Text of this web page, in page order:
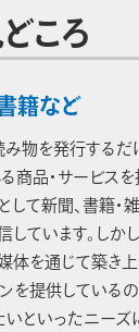
ころ
籍など
物を発行するだ
商品・サービスを
て新聞、書籍・
しています。し
体を通じて築き
を提供しているの
いといったニーズ